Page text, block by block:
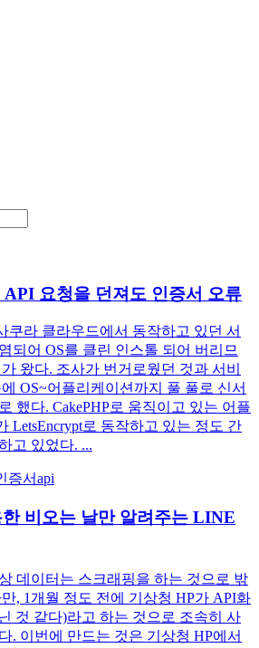
요청을 던져도 인증서 오류
쿠라 클라우드에서 동작하고 있던 서
되어 OS를 클린 인스톨 되어 버리므
왔다. 조사가 번거로웠던 것과 서비
OS~어플리케이션까지 풀 풀로 신서
했다. CakePHP로 움직이고 있는 어플
LetsEncrypt로 동작하고 있는 정도 간
고 있었다. ...
증서api
비오는 날만 알려주는 LINE
데이터는 스크래핑을 하는 것으로 밖
, 1개월 정도 전에 기상청 HP가 API화
것 같다)라고 하는 것으로 조속히 사
. 이번에 만드는 것은 기상청 HP에서